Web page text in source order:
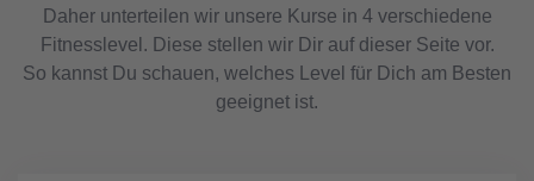
Daher unterteilen wir unsere Kurse in 4 verschiedene
Fitnesslevel. Diese stellen wir Dir auf dieser Seite vor.
So kannst Du schauen, welches Level für Dich am Besten
geeignet ist.